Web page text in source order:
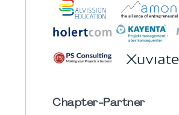
Chapter-Partner